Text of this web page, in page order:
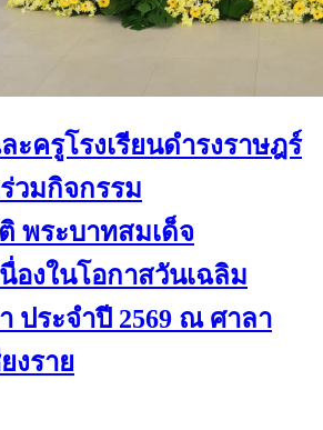
ครูโรงเรียนดำรงราษฎร์
วมกิจกรรม
พระบาทสมเด็จ
องในโอกาสวันเฉลิม
ประจำปี 2569 ณ ศาลา
งราย